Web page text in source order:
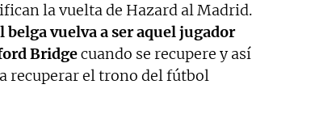
la vuelta de Hazard al Madrid.
belga vuelva a ser aquel jugador
Bridgecuando se recupere y así
recuperar el trono del fútbol